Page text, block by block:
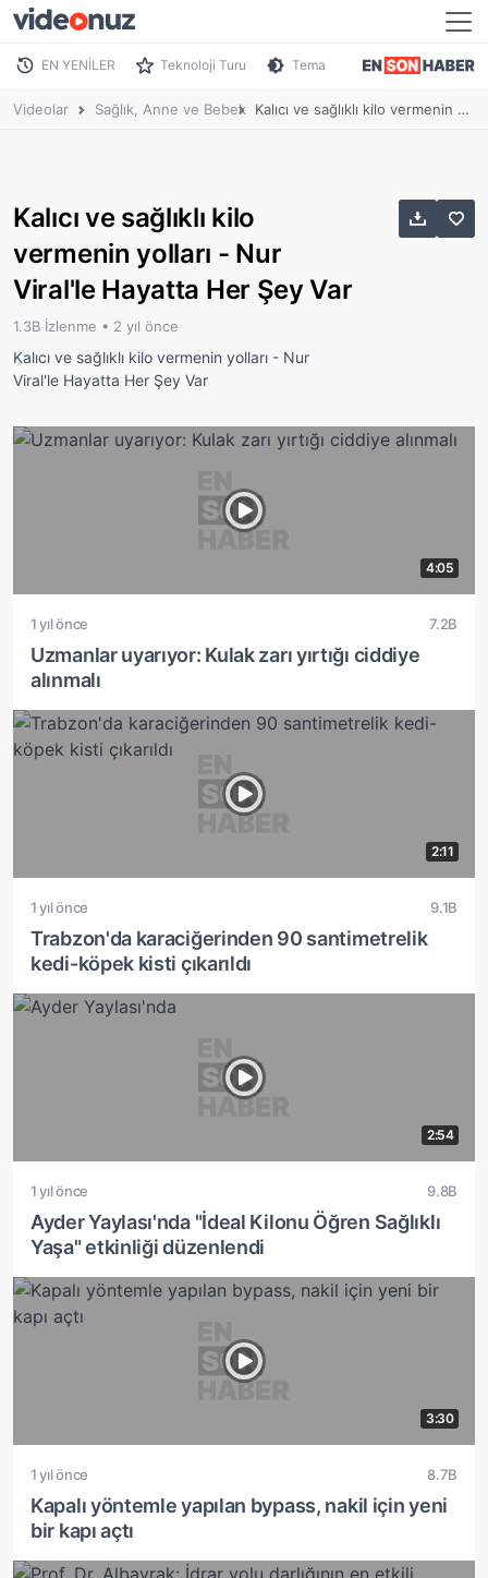
EN YENİLER Teknoloji Turu Tema
Videolar Sağlık, Anne ve Bebek Kalıcı ve sağlıklı kilo vermenin yolları - Nur Viral'le Hayatta Her Şey Var
Kalıcı ve sağlıklı kilo
vermenin yolları - Nur
Viral'le Hayatta Her Şey Var
1.3B İzlenme • 2 yıl önce
Kalıcı ve sağlıklı kilo vermenin yolları - Nur
Viral'le Hayatta Her Şey Var
4:05
1 yıl önce 7.2B
Uzmanlar uyarıyor: Kulak zarı yırtığı ciddiye
alınmalı
2:11
1 yıl önce 9.1B
Trabzon'da karaciğerinden 90 santimetrelik
kedi-köpek kisti çıkarıldı
2:54
1 yıl önce 9.8B
Ayder Yaylası'nda "İdeal Kilonu Öğren Sağlıklı
Yaşa" etkinliği düzenlendi
3:30
1 yıl önce 8.7B
Kapalı yöntemle yapılan bypass, nakil için yeni
bir kapı açtı